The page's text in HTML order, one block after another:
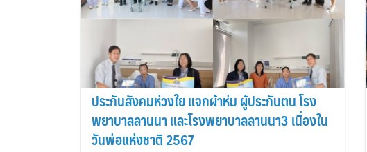
ประกันสังคมห่วงใย แจกผ้าห่ม ผู้ประกันตน โรง
พยาบาลลานนา และโรงพยาบาลลานนา3 เนื่องใน
วันพ่อแห่งชาติ 2567